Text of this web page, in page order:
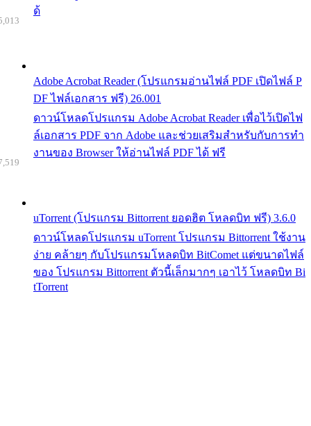
ด้
Adobe Acrobat Reader (โปรแกรมอ่านไฟล์ PDF เปิดไฟล์ P
DF ไฟล์เอกสาร ฟรี) 26.001
ดาวน์โหลดโปรแกรม Adobe Acrobat Reader เพื่อไว้เปิดไฟ
ล์เอกสาร PDF จาก Adobe และช่วยเสริมสำหรับกับการทำ
งานของ Browser ให้อ่านไฟล์ PDF ได้ ฟรี
uTorrent (โปรแกรม Bittorrent ยอดฮิต โหลดบิท ฟรี) 3.6.0
ดาวน์โหลดโปรแกรม uTorrent โปรแกรม Bittorrent ใช้งาน
ง่าย คล้ายๆ กับโปรแกรมโหลดบิท BitComet แต่ขนาดไฟล์
ของ โปรแกรม Bittorrent ตัวนี้เล็กมากๆ เอาไว้ โหลดบิท Bi
tTorrent